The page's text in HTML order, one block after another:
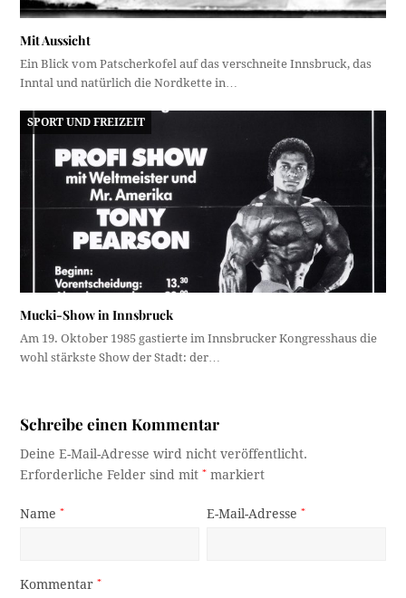
Mit Aussicht
Ein Blick vom Patscherkofel auf das verschneite Innsbruck, das
Inntal und natürlich die Nordkette in…
SPORT UND FREIZEIT
Mucki-Show in Innsbruck
Am 19. Oktober 1985 gastierte im Innsbrucker Kongresshaus die
wohl stärkste Show der Stadt: der…
Schreibe einen Kommentar
Deine E-Mail-Adresse wird nicht veröffentlicht.
Erforderliche Felder sind mit* markiert
Name* E-Mail-Adresse*
Kommentar*